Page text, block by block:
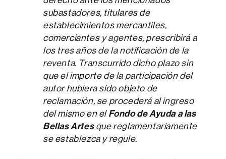
subastadores, titulares de
establecimientos mercantiles,
comerciantes y agentes, prescribirá a
los tres años de la notificación de la
reventa. Transcurrido dicho plazo sin
que el importe de la participación del
autor hubiera sido objeto de
reclamación, se procederá al ingreso
del mismo en el Fondo de Ayuda a las
Bellas Artesque reglamentariamente
se establezca y regule.